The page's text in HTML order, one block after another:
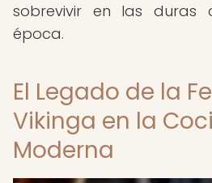
sobrevivir en las duras
época.
El Legado de la
Vikinga en la
Moderna